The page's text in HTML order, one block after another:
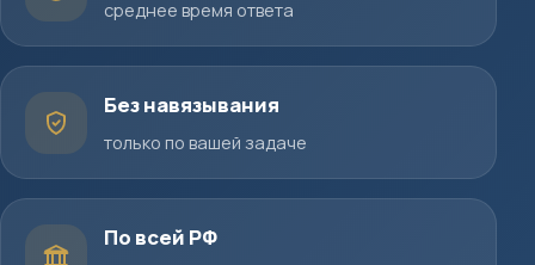
среднее время ответа
Без навязывания
только по вашей задаче
По всей РФ